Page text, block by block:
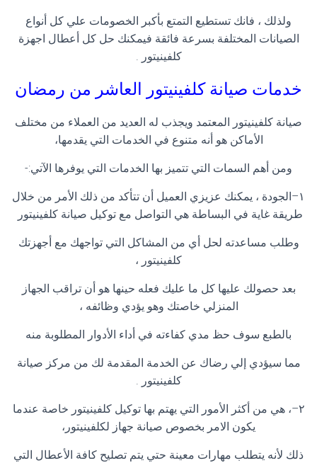
ولذلك ، فانك تستطيع التمتع بأكبر الخصومات علي كل أنواع
الصيانات المختلفة بسرعة فائقة فيمكنك حل كل أعطال اجهزة
كلفينيتور .
خدمات صيانة كلفينيتور العاشر من رمضان
صيانة كلفينيتور المعتمد ويجذب له العديد من العملاء من مختلف
الأماكن هو أنه متنوع في الخدمات التي يقدمها،
ومن أهم السمات التي تتميز بها الخدمات التي يوفرها الآتي:-
١–الجودة ، يمكنك عزيزي العميل أن تتأكد من ذلك الأمر من خلال
طريقة غاية في البساطة هي التواصل مع توكيل صيانة كلفينيتور
وطلب مساعدته لحل أي من المشاكل التي تواجهك مع أجهزتك
كلفينيتور ،
بعد حصولك عليها كل ما عليك فعله حينها هو أن تراقب الجهاز
المنزلي خاصتك وهو يؤدي وظائفه ،
بالطبع سوف حظ مدي كفاءته في أداء الأدوار المطلوبة منه
مما سيؤدي إلي رضاك عن الخدمة المقدمة لك من مركز صيانة
كلفينيتور .
٢–، هي من أكثر الأمور التي يهتم بها توكيل كلفينيتور خاصة عندما
يكون الامر بخصوص صيانة جهاز لكلفينيتور،
ذلك لأنه يتطلب مهارات معينة حتي يتم تصليح كافة الأعطال التي